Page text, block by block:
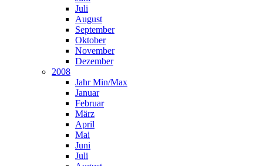
Juli
August
September
Oktober
November
Dezember
2008
Jahr Min/Max
Januar
Februar
März
April
Mai
Juni
Juli